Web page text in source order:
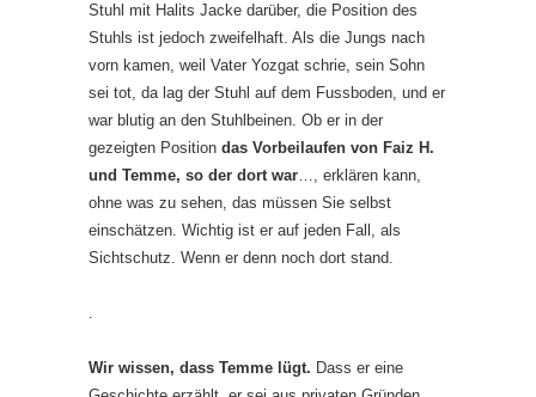
Stuhl mit Halits Jacke darüber, die Position des
Stuhls ist jedoch zweifelhaft. Als die Jungs nach
vorn kamen, weil Vater Yozgat schrie, sein Sohn
sei tot, da lag der Stuhl auf dem Fussboden, und er
war blutig an den Stuhlbeinen. Ob er in der
gezeigten Position das Vorbeilaufen von Faiz H.
und Temme, so der dort war…, erklären kann,
ohne was zu sehen, das müssen Sie selbst
einschätzen. Wichtig ist er auf jeden Fall, als
Sichtschutz. Wenn er denn noch dort stand.
.
Wir wissen, dass Temme lügt. Dass er eine